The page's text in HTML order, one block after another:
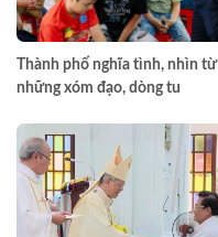
Thành phố nghĩa tình, nhìn từ
những xóm đạo, dòng tu